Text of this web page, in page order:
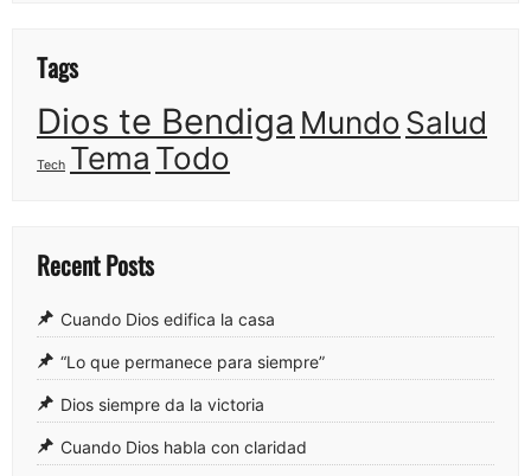
Tags
Dios te Bendiga MundoSalud
Tech Tema Todo
Recent Posts
Cuando Dios edifica la casa
“Lo que permanece para siempre”
Dios siempre da la victoria
Cuando Dios habla con claridad